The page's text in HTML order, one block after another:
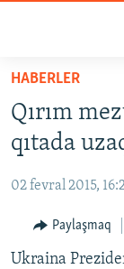
Esas
qaytmaq
Baş
navigatsiyağa
qaytmaq
qaytmaq
SİYASET
İQTİSADİYAT
CEMİYET
MEDENİYET
İNSAN AQLARI
HABERLER
Qırım
qıtada
02 fevral 2015,
Paylaşmaq
Ukraina